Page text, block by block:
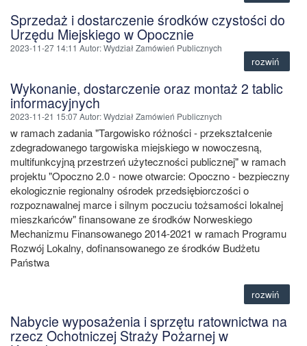
Sprzedaż i dostarczenie środków czystości do
Urzędu Miejskiego w Opocznie
2023-11-27 14:11 Autor: Wydział Zamówień Publicznych
rozwiń
Wykonanie, dostarczenie oraz montaż 2 tablic
informacyjnych
2023-11-21 15:07Autor: Wydział Zamówień Publicznych
w ramach zadania "Targowisko różności - przekształcenie
zdegradowanego targowiska miejskiego w nowoczesną,
multifunkcyjną przestrzeń użyteczności publicznej" w ramach
projektu "Opoczno 2.0 - nowe otwarcie: Opoczno - bezpieczny
ekologicznie regionalny ośrodek przedsiębiorczości o
rozpoznawalnej marce i silnym poczuciu tożsamości lokalnej
mieszkańców" finansowane ze środków Norweskiego
Mechanizmu Finansowanego 2014-2021 w ramach Programu
Rozwój Lokalny, dofinansowanego ze środków Budżetu
Państwa
rozwiń
Nabycie wyposażenia i sprzętu ratownictwa na
rzecz Ochotniczej Straży Pożarnej w